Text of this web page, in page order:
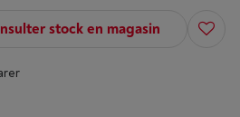
stock en magasin